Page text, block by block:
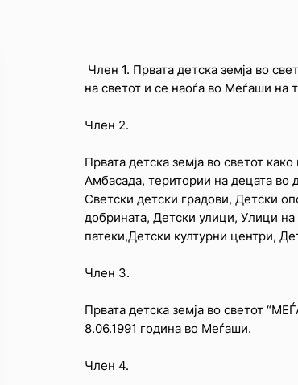
Член 1. Првата детска земја во
на светот и се наоѓа во Меѓаши на
Член 2.
Првата детска земја во светот
Амбасада, територии на децата во
Светски детски градови, Детски
добрината, Детски улици, Улици
патеки,Детски културни центри,
Член 3.
Првата детска земја во светот
8.06.1991 година во Меѓаши.
Член 4.